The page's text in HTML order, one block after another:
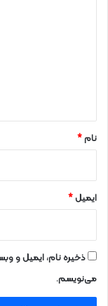
نام*
ایمیل*
ذخیره نام، ایمیل و
می‌نویسم.